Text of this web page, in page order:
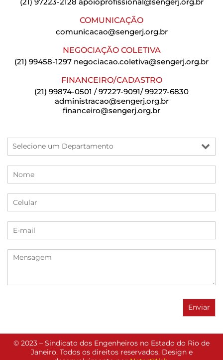
COMUNICAÇÃO
comunicacao@sengerj.org.br
NEGOCIAÇÃO COLETIVA
(21) 99458-1297 negociacao.coletiva@sengerj.org.br
FINANCEIRO/CADASTRO
(21) 99874-0501 / 97227-9091/ 99227-6830
administracao@sengerj.org.br
financeiro@sengerj.org.br
© 2023 – Sindicato dos Engenheiros no Estado do Rio de
Janeiro. Todos os direitos reservados. Design e